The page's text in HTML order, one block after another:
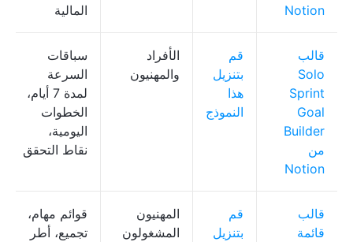
Notion
المالية
قالب
Solo
Sprint
Goal
Builder
من
Notion
قم
بتنزيل
هذا
النموذج
الأفراد
والمهنيون
سباقات
السرعة
لمدة 7 أيام،
الخطوات
اليومية،
نقاط التحقق
قالب
قائمة
قم
بتنزيل
المهنيون
المشغولون
قوائم مهام،
تجميع، أطر